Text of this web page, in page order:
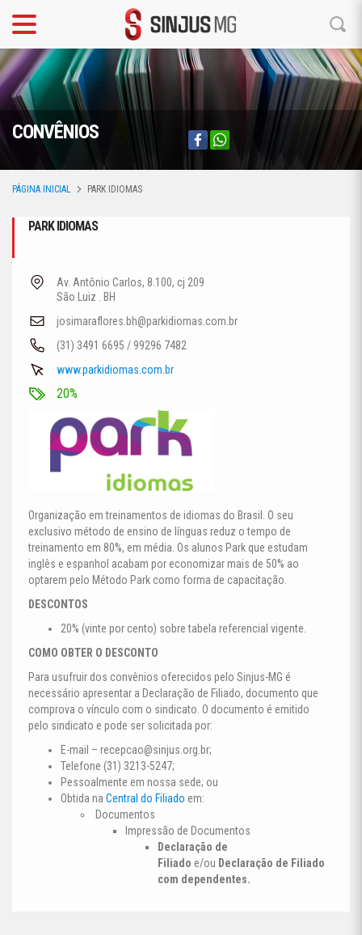
CONVÊNIOS
PÁGINA INICIAL PARK IDIOMAS
PARK IDIOMAS
Av. Antônio Carlos, 8.100, cj 209
São Luiz . BH
josimaraflores.bh@parkidiomas.com.br
(31) 3491 6695 / 99296 7482
www.parkidiomas.com.br
20%
Organização em treinamentos de idiomas do Brasil. O seu
exclusivo método de ensino de línguas reduz o tempo de
treinamento em 80%, em média. Os alunos Park que estudam
inglês e espanhol acabam por economizar mais de 50% ao
optarem pelo Método Park como forma de capacitação.
DESCONTOS
20% (vinte por cento) sobre tabela referencial vigente.
COMO OBTER O DESCONTO
Para usufruir dos convênios oferecidos pelo Sinjus-MG é
necessário apresentar a Declaração de Filiado, documento que
comprova o vínculo com o sindicato. O documento é emitido
pelo sindicato e pode ser solicitada por:
E-mail – recepcao@sinjus.org.br;
Telefone (31) 3213-5247;
Pessoalmente em nossa sede; ou
Obtida na Central do Filiado em:
Documentos
Impressão de Documentos
Declaração de
Filiado e/ou Declaração de Filiado
com dependentes.